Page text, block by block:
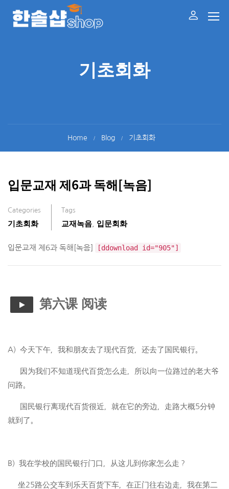
기초회화
Home Blog 기초회화
입문교재 제6과 독해[녹음]
Categories
기초회화
Tags
교재녹음 입문회화
입문교재 제6과 독해[녹음] [ddownload id="905"]
第六课 阅读
A) 今天下午，我和朋友去了现代百货，还去了国民银行。
因为我们不知道现代百货怎么走，所以向一位路过的老大爷
问路。
国民银行离现代百货很近，就在它的旁边，走路大概5分钟
就到了。
B) 我在学校的国民银行门口，从这儿到你家怎么走？
坐25路公交车到乐天百货下车，在正门往右边走，我在第二